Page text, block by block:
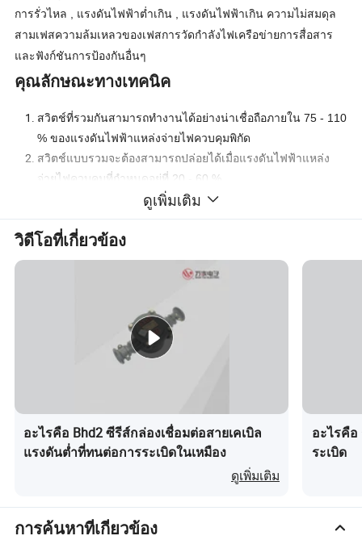
การรั่วไหล , แรงดันไฟฟ้าต่ำเกิน , แรงดันไฟฟ้าเกิน ความไม่สมดุล
สามเฟสความล้มเหลวของเฟสการวัดกำลังไฟเครือข่ายการสื่อสาร
และฟังก์ชันการป้องกันอื่นๆ
คุณลักษณะทางเทคนิค
สวิตช์ที่รวมกันสามารถทำงานได้อย่างน่าเชื่อถือภายใน 75 - 110
% ของแรงดันไฟฟ้าแหล่งจ่ายไฟควบคุมพิกัด
สวิตช์แบบรวมจะต้องสามารถปล่อยได้เมื่อแรงดันไฟฟ้าแหล่ง
จ่ายไฟควบคุมที่กำหนดอยู่ที่ 20 - 60 %
เมื่อกระแสไฟของวงจรหลักถึงค่าการลัดวงจรที่กำหนดไว้การ
ป้องกันการลัดวงจรจะเดินไปและเวลาการดำเนินการจะเป็น 0.2
วินาที
ด้วยฟังก์ชันการป้องกันที่หลากหลายเช่นการลัดวงจรการโอเวอร์
โหลดการรั่วไหลและการเปิดเฟส
ผลิตภัณฑ์อื่นๆ
ดูเพิ่มเติม
วิดีโอที่เกี่ยวข้อง
อะไรคือ Bhd2 ซีรีส์กล่องเชื่อมต่อสายเคเบิล
แรงดันต่ำที่ทนต่อการระเบิดในเหมือง
ดูเพิ่มเติม
อะไรคื
ระเบิด
การค้นหาที่เกี่ยวข้อง